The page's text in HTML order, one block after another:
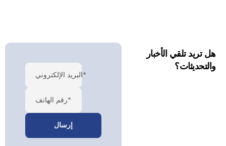
هل تريد تلقي الأخبار
والتحديثات؟
البريد الإلكتروني*
رقم الهاتف*